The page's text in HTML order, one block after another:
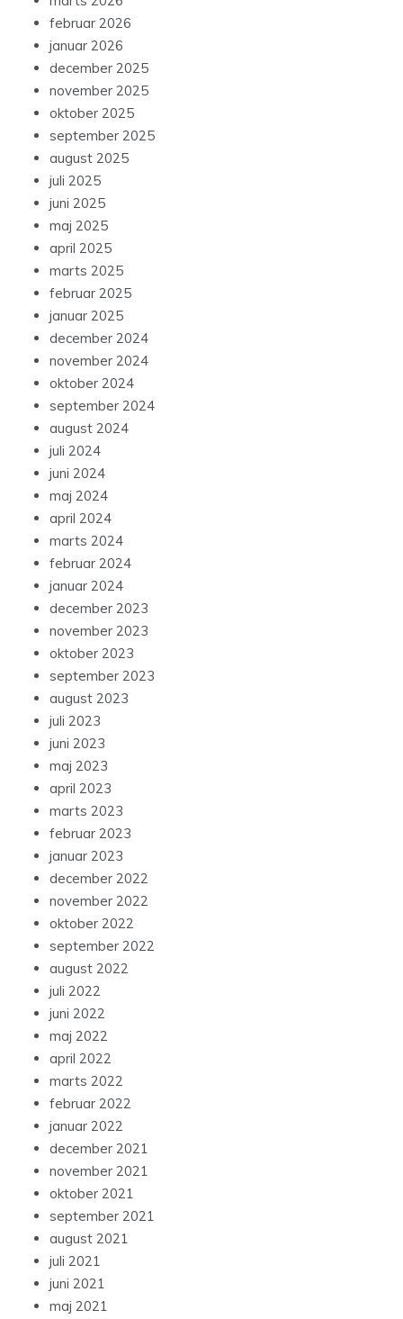
februar 2026
januar 2026
december 2025
november 2025
oktober 2025
september 2025
august 2025
juli 2025
juni 2025
maj 2025
april 2025
marts 2025
februar 2025
januar 2025
december 2024
november 2024
oktober 2024
september 2024
august 2024
juli 2024
juni 2024
maj 2024
april 2024
marts 2024
februar 2024
januar 2024
december 2023
november 2023
oktober 2023
september 2023
august 2023
juli 2023
juni 2023
maj 2023
april 2023
marts 2023
februar 2023
januar 2023
december 2022
november 2022
oktober 2022
september 2022
august 2022
juli 2022
juni 2022
maj 2022
april 2022
marts 2022
februar 2022
januar 2022
december 2021
november 2021
oktober 2021
september 2021
august 2021
juli 2021
juni 2021
maj 2021